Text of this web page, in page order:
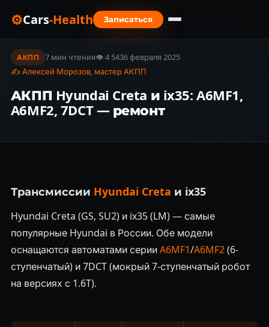
⚙Cars-Health Записаться
Главная › Блог ›
АКПП 7 мин чтения👁 4 5436 февраля 2025
✍ Алексей Морозов, мастер АКПП
АКПП Hyundai Creta и ix35: A6MF1,
A6MF2, 7DCT — ремонт
Трансмиссии Hyundai Creta и ix35
Hyundai Creta (GS, SU2) и ix35 (LM) — самые
популярные Hyundai в России. Обе модели
оснащаются автоматами серииA6MF1/A6MF2(6-
ступенчатый) и 7DCT (мокрый 7-ступенчатый робот
на версиях с 1.6T).